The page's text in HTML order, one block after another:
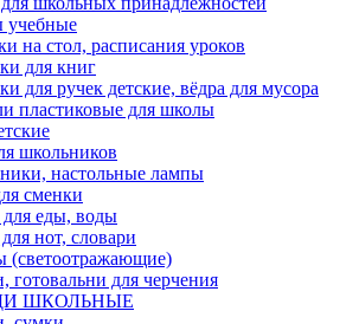
учебные
на стол, расписания уроков
для книг
для ручек детские, вёдра для мусора
пластиковые для школы
школьников
настольные лампы
сменки
для еды, воды
нот, словари
(светоотражающие)
готовальни для черчения
ШКОЛЬНЫЕ